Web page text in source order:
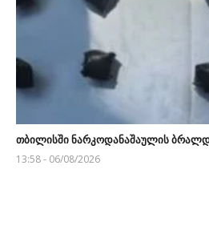
თბილისში ნარკოდანაშაულის
13:58 - 06/08/2026